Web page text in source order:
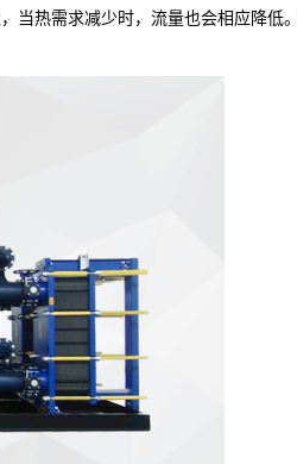
当热需求减少时，流量也会相应降低